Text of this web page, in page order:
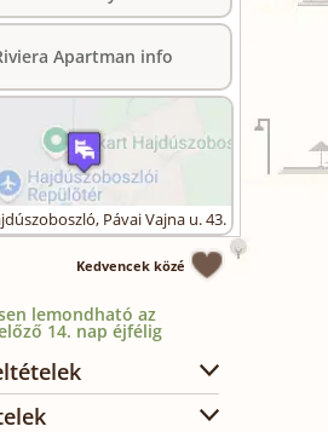
Apartman info
, Pávai Vajna u. 43.
Kedvencek közé
2026. október
CS
7
lemondható az
14. nap éjfélig